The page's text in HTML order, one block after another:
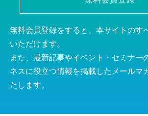
無料会員登録をすると、本サイトのす
いただけます。
また、最新記事やイベント・セミナー
ネスに役立つ情報を掲載したメールマ
たします。